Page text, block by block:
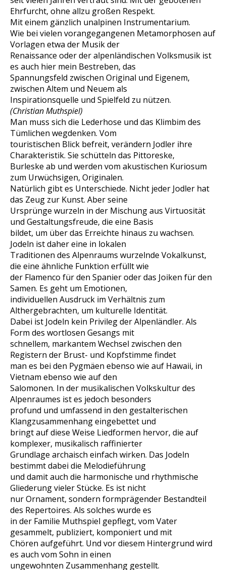
Ehrfurcht, ohne allzu großen Respekt.
Mit einem gänzlich unalpinen Instrumentarium.
Wie bei vielen vorangegangenen Metamorphosen auf
Vorlagen etwa der Musik der
Renaissance oder der alpenländischen Volksmusik ist
es auch hier mein Bestreben, das
Spannungsfeld zwischen Original und Eigenem,
zwischen Altem und Neuem als
Inspirationsquelle und Spielfeld zu nützen.
(Christian Muthspiel)
Man muss sich die Lederhose und das Klimbim des
Tümlichen wegdenken. Vom
touristischen Blick befreit, verändern Jodler ihre
Charakteristik. Sie schütteln das Pittoreske,
Burleske ab und werden vom akustischen Kuriosum
zum Urwüchsigen, Originalen.
Natürlich gibt es Unterschiede. Nicht jeder Jodler hat
das Zeug zur Kunst. Aber seine
Ursprünge wurzeln in der Mischung aus Virtuosität
und Gestaltungsfreude, die eine Basis
bildet, um über das Erreichte hinaus zu wachsen.
Jodeln ist daher eine in lokalen
Traditionen des Alpenraums wurzelnde Vokalkunst,
die eine ähnliche Funktion erfüllt wie
der Flamenco für den Spanier oder das Joiken für den
Samen. Es geht um Emotionen,
individuellen Ausdruck im Verhältnis zum
Althergebrachten, um kulturelle Identität.
Dabei ist Jodeln kein Privileg der Alpenländler. Als
Form des wortlosen Gesangs mit
schnellem, markantem Wechsel zwischen den
Registern der Brust- und Kopfstimme findet
man es bei den Pygmäen ebenso wie auf Hawaii, in
Vietnam ebenso wie auf den
Salomonen. In der musikalischen Volkskultur des
Alpenraumes ist es jedoch besonders
profund und umfassend in den gestalterischen
Klangzusammenhang eingebettet und
bringt auf diese Weise Liedformen hervor, die auf
komplexer, musikalisch raffinierter
Grundlage archaisch einfach wirken. Das Jodeln
bestimmt dabei die Melodieführung
und damit auch die harmonische und rhythmische
Gliederung vieler Stücke. Es ist nicht
nur Ornament, sondern formprägender Bestandteil
des Repertoires. Als solches wurde es
in der Familie Muthspiel gepflegt, vom Vater
gesammelt, publiziert, komponiert und mit
Chören aufgeführt. Und vor diesem Hintergrund wird
es auch vom Sohn in einen
ungewohnten Zusammenhang gestellt.